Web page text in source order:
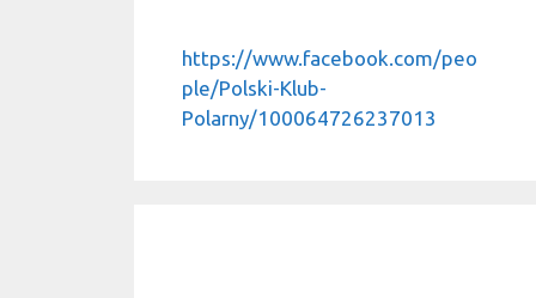
https://www.facebook.com/peo
ple/Polski-Klub-
Polarny/100064726237013